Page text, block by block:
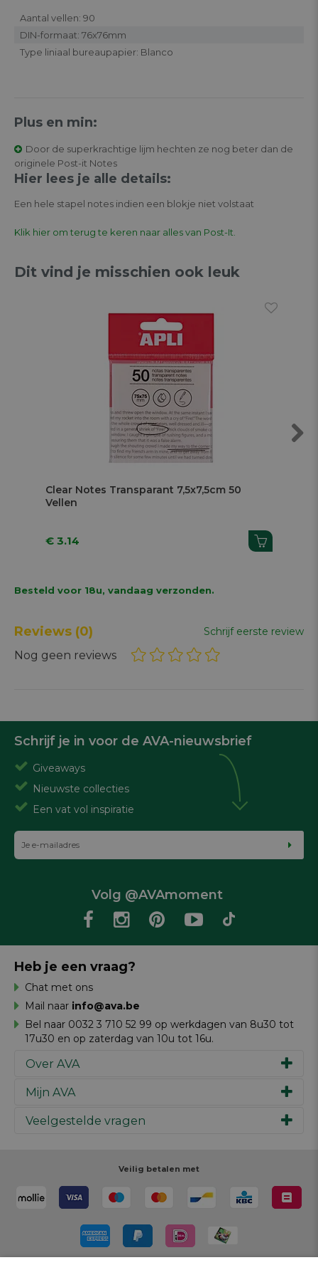
Aantal vellen: 90
DIN-formaat: 76x76mm
Type liniaal bureaupapier: Blanco
Plus en min:
Door de superkrachtige lijm hechten ze nog beter dan de
originele Post-it Notes
Hier lees je alle details:
Een hele stapel notes indien een blokje niet volstaat
Klik hier om terug te keren naar alles van Post-It.
Dit vind je misschien ook leuk
Clear Notes Transparant 7,5x7,5cm 50
Vellen
€ 3.14
Besteld voor 18u, vandaag verzonden.
Reviews (0) Schrijf eerste review
Nog geen reviews
Schrijf je in voor de AVA-nieuwsbrief
Giveaways
Nieuwste collecties
Een vat vol inspiratie
Volg @AVAmoment
Over AVA
Ons verhaal
Werken bij AVA
Mijn AVA
Inspiratie
Review schrijven
Veelgestelde vragen
Je retour
Terugroepacties
Heb je een vraag?
Chat met ons
Mail naar info@ava.be
Bel naar 0032 3 710 52 99 op werkdagen van 8u30 tot
17u30 en op zaterdag van 10u tot 16u.
Veilig betalen met